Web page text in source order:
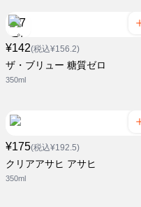
¥142(税込¥156.2)
ザ・ブリュー 糖質ゼロ
350ml
¥175(税込¥192.5)
クリアアサヒ アサヒ
350ml